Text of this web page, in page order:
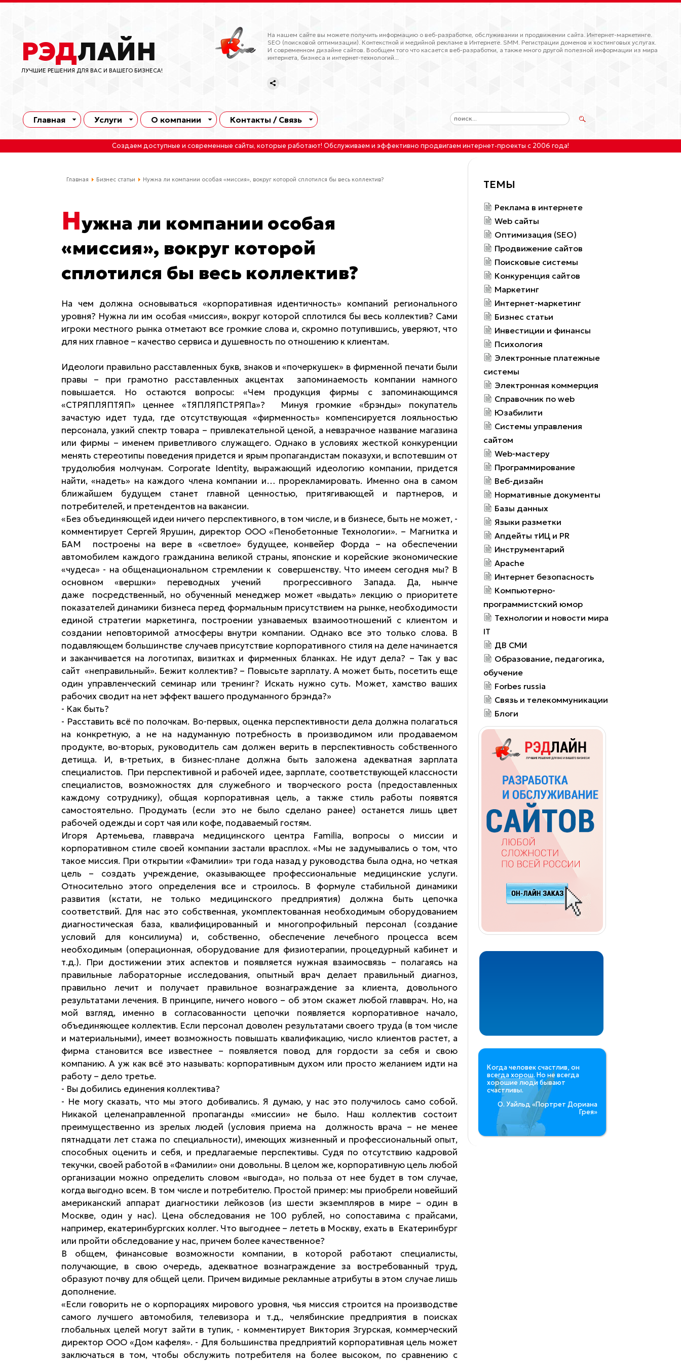
РЭДЛАЙН
ЛУЧШИЕ РЕШЕНИЯ ДЛЯ ВАС И ВАШЕГО БИЗНЕСА!
На нашем сайте вы можете получить информацию о веб-разработке, обслуживании и продвижении сайта. Интернет-маркетинге.
SEO (поисковой оптимизации). Контекстной и медийной рекламе в Интернете. SMM. Регистрации доменов и хостинговых услугах.
И современном дизайне сайтов. Вообщем того что касается веб-разработки, а также много другой полезной информации из мира
интернета, бизнеса и интернет-технологий...
Главная Услуги О компании Контакты / Связь
Создаем доступные и современные сайты, которые работают! Обслуживаем и эффективно продвигаем интернет-проекты с 2006 года!
Главная Бизнес статьи Нужна ли компании особая «миссия», вокруг которой сплотился бы весь коллектив?
Нужна ли компании особая
«миссия», вокруг которой
сплотился бы весь коллектив?
На чем должна основываться «корпоративная идентичность» компаний регионального
уровня? Нужна ли им особая «миссия», вокруг которой сплотился бы весь коллектив? Сами
игроки местного рынка отметают все громкие слова и, скромно потупившись, уверяют, что
для них главное – качество сервиса и душевность по отношению к клиентам.
Идеологи правильно расставленных букв, знаков и «почеркушек» в фирменной печати были
правы – при грамотно расставленных акцентах запоминаемость компании намного
повышается. Но остаются вопросы: «Чем продукция фирмы с запоминающимся
«СТРЯПЛЯПТЯП» ценнее «ТЯПЛЯПСТРЯПа»? Минуя громкие «брэнды» покупатель
зачастую идет туда, где отсутствующая «фирменность» компенсируется лояльностью
персонала, узкий спектр товара – привлекательной ценой, а невзрачное название магазина
или фирмы – именем приветливого служащего. Однако в условиях жесткой конкуренции
менять стереотипы поведения придется и ярым пропагандистам показухи, и вспотевшим от
трудолюбия молчунам. Corporate Identity, выражающий идеологию компании, придется
найти, «надеть» на каждого члена компании и… прорекламировать. Именно она в самом
ближайшем будущем станет главной ценностью, притягивающей и партнеров, и
потребителей, и претендентов на вакансии.
«Без объединяющей идеи ничего перспективного, в том числе, и в бизнесе, быть не может, -
комментирует Сергей Ярушин, директор ООО «Пенобетонные Технологии». – Магнитка и
БАМ построены на вере в «светлое» будущее, конвейер Форда – на обеспечении
автомобилем каждого гражданина великой страны, японские и корейские экономические
«чудеса» - на общенациональном стремлении к совершенству. Что имеем сегодня мы? В
основном «вершки» переводных учений прогрессивного Запада. Да, нынче
даже посредственный, но обученный менеджер может «выдать» лекцию о приоритете
показателей динамики бизнеса перед формальным присутствием на рынке, необходимости
единой стратегии маркетинга, построении узнаваемых взаимоотношений с клиентом и
создании неповторимой атмосферы внутри компании. Однако все это только слова. В
подавляющем большинстве случаев присутствие корпоративного стиля на деле начинается
и заканчивается на логотипах, визитках и фирменных бланках. Не идут дела? – Так у вас
сайт «неправильный». Бежит коллектив? – Повысьте зарплату. А может быть, посетить еще
один управленческий семинар или тренинг? Искать нужно суть. Может, хамство ваших
рабочих сводит на нет эффект вашего продуманного брэнда?»
- Как быть?
- Расставить всё по полочкам. Во-первых, оценка перспективности дела должна полагаться
на конкретную, а не на надуманную потребность в производимом или продаваемом
продукте, во-вторых, руководитель сам должен верить в перспективность собственного
детища. И, в-третьих, в бизнес-плане должна быть заложена адекватная зарплата
специалистов. При перспективной и рабочей идее, зарплате, соответствующей классности
специалистов, возможностях для служебного и творческого роста (предоставленных
каждому сотруднику), общая корпоративная цель, а также стиль работы появятся
самостоятельно. Продумать (если это не было сделано ранее) останется лишь цвет
рабочей одежды и сорт чая или кофе, подаваемый гостям.
Игоря Артемьева, главврача медицинского центра Familia, вопросы о миссии и
корпоративном стиле своей компании застали врасплох. «Мы не задумывались о том, что
такое миссия. При открытии «Фамилии» три года назад у руководства была одна, но четкая
цель – создать учреждение, оказывающее профессиональные медицинские услуги.
Относительно этого определения все и строилось. В формуле стабильной динамики
развития (кстати, не только медицинского предприятия) должна быть цепочка
соответствий. Для нас это собственная, укомплектованная необходимым оборудованием
диагностическая база, квалифицированный и многопрофильный персонал (создание
условий для консилиума) и, собственно, обеспечение лечебного процесса всем
необходимым (операционная, оборудование для физиотерапии, процедурный кабинет и
т.д.). При достижении этих аспектов и появляется нужная взаимосвязь – полагаясь на
правильные лабораторные исследования, опытный врач делает правильный диагноз,
правильно лечит и получает правильное вознаграждение за клиента, довольного
результатами лечения. В принципе, ничего нового – об этом скажет любой главврач. Но, на
мой взгляд, именно в согласованности цепочки появляется корпоративное начало,
объединяющее коллектив. Если персонал доволен результатами своего труда (в том числе
и материальными), имеет возможность повышать квалификацию, число клиентов растет, а
фирма становится все известнее – появляется повод для гордости за себя и свою
компанию. А уж как всё это называть: корпоративным духом или просто желанием идти на
работу – дело третье.
- Вы добились единения коллектива?
- Не могу сказать, что мы этого добивались. Я думаю, у нас это получилось само собой.
Никакой целенаправленной пропаганды «миссии» не было. Наш коллектив состоит
преимущественно из зрелых людей (условия приема на должность врача – не менее
пятнадцати лет стажа по специальности), имеющих жизненный и профессиональный опыт,
способных оценить и себя, и предлагаемые перспективы. Судя по отсутствию кадровой
текучки, своей работой в «Фамилии» они довольны. В целом же, корпоративную цель любой
организации можно определить словом «выгода», но польза от нее будет в том случае,
когда выгодно всем. В том числе и потребителю. Простой пример: мы приобрели новейший
американский аппарат диагностики лейкозов (из шести экземпляров в мире – один в
Москве, один у нас). Цена обследования не 100 рублей, но сопоставима с прайсами,
например, екатеринбургских коллег. Что выгоднее – лететь в Москву, ехать в Екатеринбург
или пройти обследование у нас, причем более качественное?
В общем, финансовые возможности компании, в которой работают специалисты,
получающие, в свою очередь, адекватное вознаграждение за востребованный труд,
образуют почву для общей цели. Причем видимые рекламные атрибуты в этом случае лишь
дополнение.
«Если говорить не о корпорациях мирового уровня, чья миссия строится на производстве
самого лучшего автомобиля, телевизора и т.д., челябинские предприятия в поисках
глобальных целей могут зайти в тупик, - комментирует Виктория Згурская, коммерческий
директор ООО «Дом кафеля». - Для большинства предприятий корпоративная цель может
заключаться в том, чтобы обслужить потребителя на более высоком, по сравнению с
ТЕМЫ
Реклама в интернете
Web сайты
Оптимизация (SEO)
Продвижение сайтов
Поисковые системы
Конкуренция сайтов
Маркетинг
Интернет-маркетинг
Бизнес статьи
Инвестиции и финансы
Психология
Электронные платежные
системы
Электронная коммерция
Справочник по web
Юзабилити
Системы управления
сайтом
Web-мастеру
Программирование
Веб-дизайн
Нормативные документы
Базы данных
Языки разметки
Апдейты тИЦ и PR
Инструментарий
Apache
Интернет безопасность
Компьютерно-
программистский юмор
Технологии и новости мира
IT
ДВ СМИ
Образование, педагогика,
обучение
Forbes russia
Связь и телекоммуникации
Блоги
Когда человек счастлив, он
всегда хорош. Но не всегда
хорошие люди бывают
счастливы.
О. Уайльд «Портрет Дориана
Грея»